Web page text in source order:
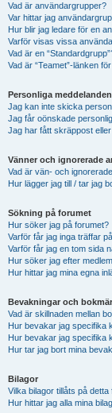
Vad är användargrupper?
Var hittar jag
Hur blir jag ledare för en
Varför visas vissa
Vad är en
Vad är “Teamet”-länken
Personliga meddelanden
Jag kan inte skicka
Jag får oönskade
Jag har fått skräppost
Vänner och ignorerade
Vad är vän- och
Hur lägger jag till / tar jag
Sökning på forumet
Hur söker jag på forumet?
Varför får jag inga träffar
Varför får jag en tom sida
Hur söker jag efter
Hur hittar jag mina egna
Bevakningar och
Vad är skillnaden mellan
Hur bevakar jag specifika
Hur bevakar jag specifika
Hur tar jag bort mina
Bilagor
Vilka bilagor tillåts på detta
Hur hittar jag alla mina